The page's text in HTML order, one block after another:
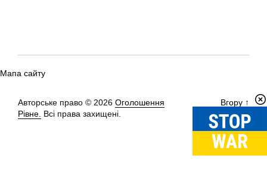
Мапа сайту
Авторське право © 2026 Оголошення
Рівне. Всі права захищені.
Вгору ↑